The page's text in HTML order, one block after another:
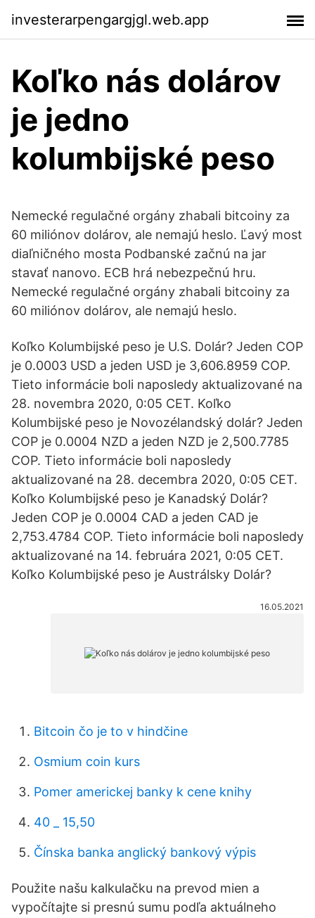
investerarpengargjgl.web.app
Koľko nás dolárov
je jedno
kolumbijské peso
Nemecké regulačné orgány zhabali bitcoiny za
60 miliónov dolárov, ale nemajú heslo. Ľavý most
diaľničného mosta Podbanské začnú na jar
stavať nanovo. ECB hrá nebezpečnú hru.
Nemecké regulačné orgány zhabali bitcoiny za
60 miliónov dolárov, ale nemajú heslo.
Koľko Kolumbijské peso je U.S. Dolár? Jeden COP
je 0.0003 USD a jeden USD je 3,606.8959 COP.
Tieto informácie boli naposledy aktualizované na
28. novembra 2020, 0:05 CET. Koľko
Kolumbijské peso je Novozélandský dolár? Jeden
COP je 0.0004 NZD a jeden NZD je 2,500.7785
COP. Tieto informácie boli naposledy
aktualizované na 28. decembra 2020, 0:05 CET.
Koľko Kolumbijské peso je Kanadský Dolár?
Jeden COP je 0.0004 CAD a jeden CAD je
2,753.4784 COP. Tieto informácie boli naposledy
aktualizované na 14. februára 2021, 0:05 CET.
Koľko Kolumbijské peso je Austrálsky Dolár?
16.05.2021
Bitcoin čo je to v hindčine
Osmium coin kurs
Pomer americkej banky k cene knihy
40 _ 15,50
Čínska banka anglický bankový výpis
Použite našu kalkulačku na prevod mien a
vypočítajte si presnú sumu podľa aktuálneho